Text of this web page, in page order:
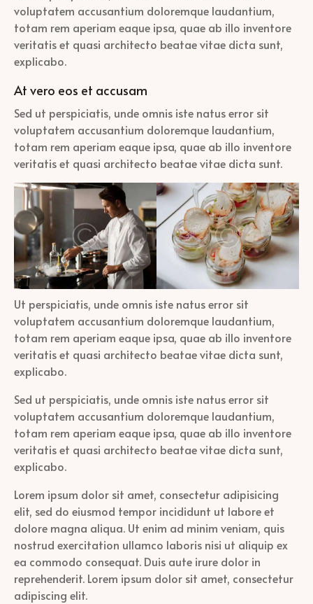
voluptatem accusantium doloremque laudantium,
totam rem aperiam eaque ipsa, quae ab illo inventore
veritatis et quasi architecto beatae vitae dicta sunt,
explicabo.
At vero eos et accusam
Sed ut perspiciatis, unde omnis iste natus error sit
voluptatem accusantium doloremque laudantium,
totam rem aperiam eaque ipsa, quae ab illo inventore
veritatis et quasi architecto beatae vitae dicta sunt.
Ut perspiciatis, unde omnis iste natus error sit
voluptatem accusantium doloremque laudantium,
totam rem aperiam eaque ipsa, quae ab illo inventore
veritatis et quasi architecto beatae vitae dicta sunt,
explicabo.
Sed ut perspiciatis, unde omnis iste natus error sit
voluptatem accusantium doloremque laudantium,
totam rem aperiam eaque ipsa, quae ab illo inventore
veritatis et quasi architecto beatae vitae dicta sunt,
explicabo.
Lorem ipsum dolor sit amet, consectetur adipisicing
elit, sed do eiusmod tempor incididunt ut labore et
dolore magna aliqua. Ut enim ad minim veniam, quis
nostrud exercitation ullamco laboris nisi ut aliquip ex
ea commodo consequat. Duis aute irure dolor in
reprehenderit. Lorem ipsum dolor sit amet, consectetur
adipiscing elit.